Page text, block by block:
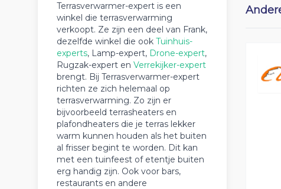
Terrasverwarmer-expert is een
winkel die terrasverwarming
verkoopt. Ze zijn een deel van Frank,
dezelfde winkel die ook Tuinhuis-
experts, Lamp-expert, Drone-expert,
Rugzak-expert en Verrekijker-expert
brengt. Bij Terrasverwarmer-expert
richten ze zich helemaal op
terrasverwarming. Zo zijn er
bijvoorbeeld terrasheaters en
plafondheaters die je terras lekker
warm kunnen houden als het buiten
al frisser begint te worden. Dit kan
met een tuinfeest of etentje buiten
erg handig zijn. Ook voor bars,
restaurants en andere